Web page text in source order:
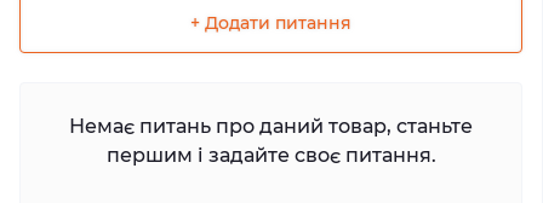
+ Додати питання
Немає питань про даний товар, станьте
першим і задайте своє питання.